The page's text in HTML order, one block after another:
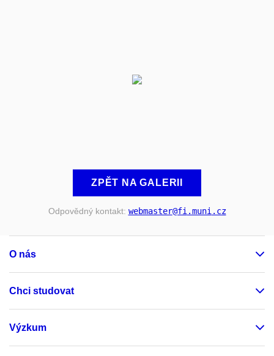
ZPĚT NA GALERII
Odpovědný kontakt: webmaster@fi .muni .cz
O nás
Chci studovat
Výzkum